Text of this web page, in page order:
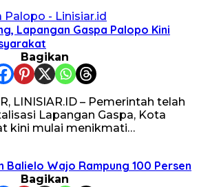
Lapangan Gaspa Palopo Kini
Bagikan
LINISIAR.ID – Pemerintah telah
Lapangan Gaspa, Kota
kini mulai menikmati…
Balielo Wajo Rampung 100 Persen
Bagikan